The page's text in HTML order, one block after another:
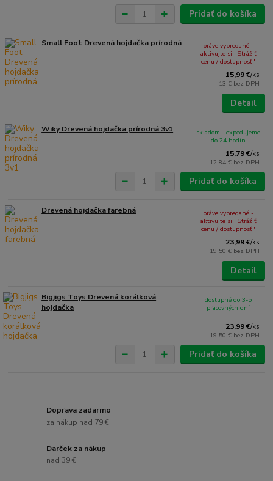
Pridať do košíka
Small Foot Drevená hojdačka prírodná
15,99 €/ks
13 € bez DPH
práve vypredané -
aktivujte si "Strážiť
cenu / dostupnosť"
Detail
Wiky Drevená hojdačka prírodná 3v1
15,79 €/ks
12,84 € bez DPH
skladom - expedujeme
do 24 hodín
Pridať do košíka
Drevená hojdačka farebná
23,99 €/ks
19,50 € bez DPH
práve vypredané -
aktivujte si "Strážiť
cenu / dostupnosť"
Detail
Bigjigs Toys Drevená korálková
hojdačka
23,99 €/ks
19,50 € bez DPH
dostupné do 3-5
pracovných dní
Pridať do košíka
Doprava zadarmo
za nákup nad 79 €
Darček za nákup
nad 39 €